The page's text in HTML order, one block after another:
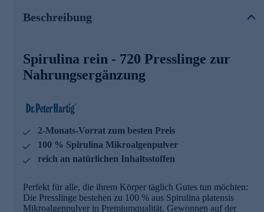
Monate zum besten Preis.
die tägliche Nahrungsergänzung geeignet. Als Multitalent
bilden Sie eine Säule der Gesundheit und lassen sich daher
ideal mit allen weiteren Dr. Peter Hartig Produkten
kombinieren.
Dr. Peter Hartig
Seit knapp 40 Jahren steht der Name Dr. Peter Hartig® für
die Erforschung von Mikroalgen und die Entwicklung von
Nahrungsergänzungsmitteln. Seine Inspiration und
Motivation findet er in der Natur selbst – dem Wasser und
lässt er altes Wissen und moderne Forschung harmonisch
zusammenfließen. Diese Erfahrung stellt er stets in den
Dienst von sich und seinen Mitmenschen.
Beschreibung
Spirulina rein - 720 Presslinge zur
Nahrungsergänzung
2-Monats-Vorrat zum besten Preis
100 % Spirulina Mikroalgenpulver
reich an natürlichen Inhaltsstoffen
Perfekt für alle, die ihrem Körper täglich Gutes tun möchten:
Die Presslinge bestehen zu 100 % aus Spirulina platensis
Mikroalgenpulver in Premiumqualität. Gewonnen auf der